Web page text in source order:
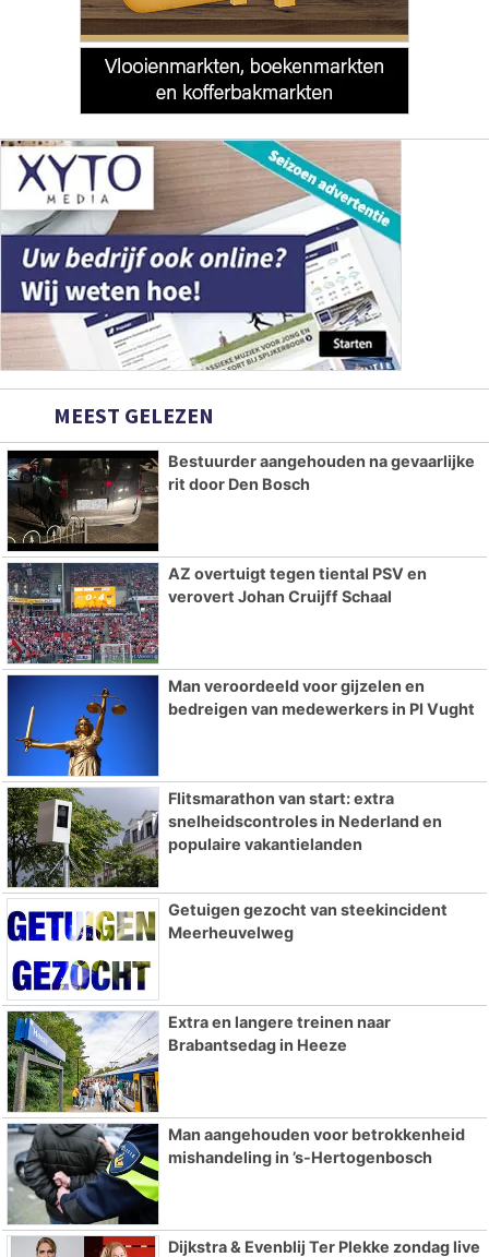
MEEST GELEZEN
Bestuurder aangehouden na gevaarlijke
rit door Den Bosch
AZ overtuigt tegen tiental PSV en
verovert Johan Cruijff Schaal
Man veroordeeld voor gijzelen en
bedreigen van medewerkers in PI Vught
Flitsmarathon van start: extra
snelheidscontroles in Nederland en
populaire vakantielanden
Getuigen gezocht van steekincident
Meerheuvelweg
Extra en langere treinen naar
Brabantsedag in Heeze
Man aangehouden voor betrokkenheid
mishandeling in ’s-Hertogenbosch
Dijkstra & Evenblij Ter Plekke zondag live